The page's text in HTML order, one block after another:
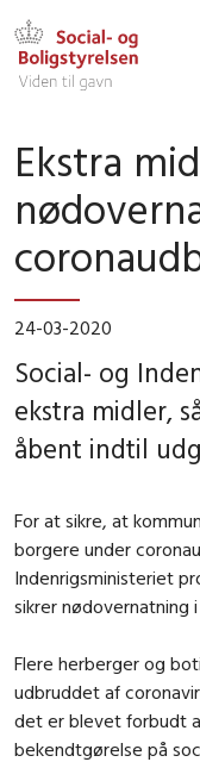
Ekstra
24-03-2020
Social- og
ekstra midler,
åbent indtil
For at sikre, at
borgere under
Indenrigsministeriet
sikrer nødovernatning
Flere herberger og
udbruddet af
det er blevet forbudt
bekendtgørelse på